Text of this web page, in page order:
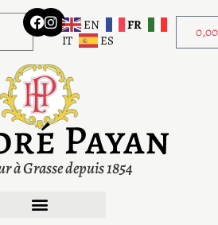
0,00
EN
FR
IT
ES
Payan
à Grasse depuis 1854